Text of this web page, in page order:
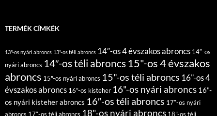
TERMÉK CÍMKÉK
13"-os nyári abroncs 13"-os téli abroncs 14″-os 4 évszakos abroncs 14″-os
nyári abroncs 14″-os téli abroncs15"-os 4 évszakos
abroncs 15"-os nyári abroncs 15"-os téli abroncs 16"-os 4
évszakos abroncs 16"-os kisteher 16"-os nyári abroncs 16"-
os nyári kisteher abroncs 16″-os téli abroncs 17″-os nyári
abroncs 17″-os téli abroncs 18"-os nyári abroncs 18"-os téli